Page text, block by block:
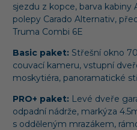
sjezdu z kopce, barva kabiny
polepy Carado Alternativ,
Truma Combi 6E
Basic paket: Střešní okno
couvací kameru, vstupní
moskytiéra, panoramatické
PRO+ paket: Levé dveře
odpadní nádrže, markýza
s odděleným mrazákem,